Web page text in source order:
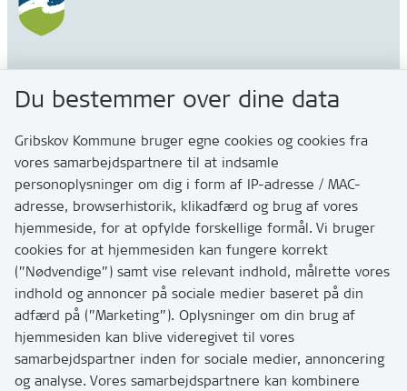
3200 Helsinge
Kontakt
Skriv til os via Digital Post
Har du brug for at komme i kontakt med os? Se her
hvordan
Tip os om huller i vejen eller andet
T:7249 6000
Bemærk: vi har mange opkald mellem kl. 10 og 11
Du bestemmer over dine data
Gribskov Kommune bruger egne cookies og cookies fra
vores samarbejdspartnere til at indsamle
personoplysninger om dig i form af IP-adresse / MAC-
adresse, browserhistorik, klikadfærd og brug af vores
hjemmeside, for at opfylde forskellige formål. Vi bruger
cookies for at hjemmesiden kan fungere korrekt
(”Nødvendige”) samt vise relevant indhold, målrette vores
indhold og annoncer på sociale medier baseret på din
adfærd på (”Marketing”). Oplysninger om din brug af
hjemmesiden kan blive videregivet til vores
samarbejdspartner inden for sociale medier, annoncering
og analyse. Vores samarbejdspartnere kan kombinere